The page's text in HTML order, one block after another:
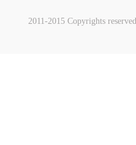
2011-2015 Copyrights